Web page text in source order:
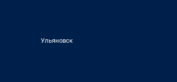
Ульяновск